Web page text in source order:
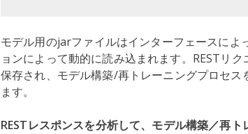
モデル用のjarファイルはインターフェースによ
ョンによって動的に読み込まれます。RESTリ
保存され、モデル構築/再トレーニングプロセ
ます。
RESTレスポンスを分析して、モデル構築／再ト